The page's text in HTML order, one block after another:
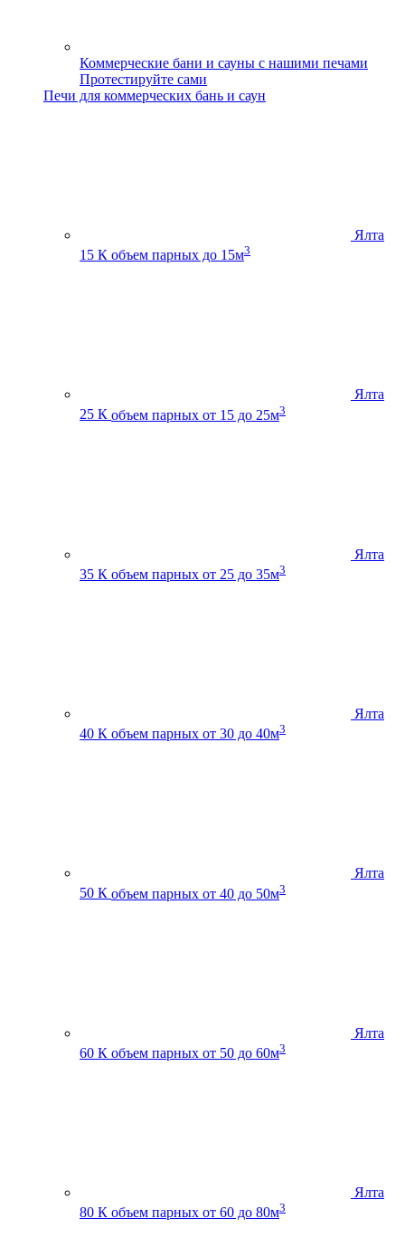
Коммерческие бани и сауны с нашими печами
Протестируйте сами
Печи для коммерческих бань и саун
Ялта
15 К объем парных до 15м3
Ялта
25 К объем парных от 15 до 25м3
Ялта
35 К объем парных от 25 до 35м3
Ялта
40 К объем парных от 30 до 40м3
Ялта
50 К объем парных от 40 до 50м3
Ялта
60 К объем парных от 50 до 60м3
Ялта
80 К объем парных от 60 до 80м3